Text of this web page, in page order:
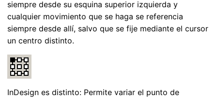
siempre desde su esquina superior izquierda y
cualquier movimiento que se haga se referencia
siempre desde allí, salvo que se fije mediante el cursor
un centro distinto.
InDesign es distinto: Permite variar el punto de